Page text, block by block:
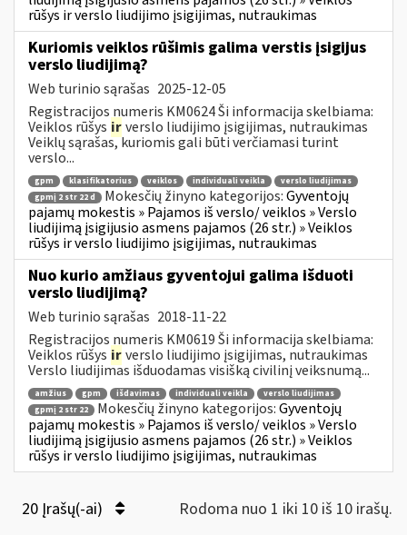
rūšys ir verslo liudijimo įsigijimas, nutraukimas
Kuriomis veiklos rūšimis galima verstis įsigijus
verslo liudijimą?
Web turinio sąrašas 2025-12-05
Registracijos numeris KM0624 Ši informacija skelbiama:
Veiklos rūšys irverslo liudijimo įsigijimas, nutraukimas
Veiklų sąrašas, kuriomis gali būti verčiamasi turint
verslo...
gpm klasifikatorius veiklos individuali veikla
verslo liudijimas
gpmį 2 str 22 d
Mokesčių žinyno kategorijos:Gyventojų
pajamų mokestis » Pajamos iš verslo/ veiklos » Verslo
liudijimą įsigijusio asmens pajamos (26 str.) » Veiklos
rūšys ir verslo liudijimo įsigijimas, nutraukimas
Nuo kurio amžiaus gyventojui galima išduoti
verslo liudijimą?
Web turinio sąrašas 2018-11-22
Registracijos numeris KM0619 Ši informacija skelbiama:
Veiklos rūšys irverslo liudijimo įsigijimas, nutraukimas
Verslo liudijimas išduodamas visišką civilinį veiksnumą...
amžius gpm išdavimas individuali veikla
verslo liudijimas
gpmį 2 str 22
Mokesčių žinyno kategorijos:Gyventojų
pajamų mokestis » Pajamos iš verslo/ veiklos » Verslo
liudijimą įsigijusio asmens pajamos (26 str.) » Veiklos
rūšys ir verslo liudijimo įsigijimas, nutraukimas
20 Įrašų(-ai) Rodoma nuo 1 iki 10 iš 10 irašų.